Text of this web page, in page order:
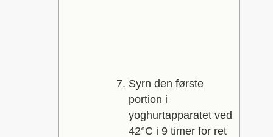
Syrn den første
portion i
yoghurtapparatet ved
42°C i 9 timer for ret